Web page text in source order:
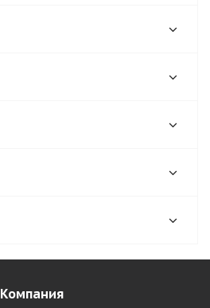
Компания